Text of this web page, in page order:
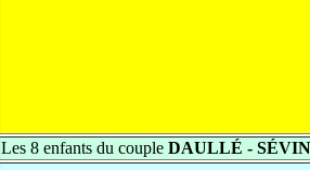
Les 8 enfants du couple DAULLÉ - SÉVIN